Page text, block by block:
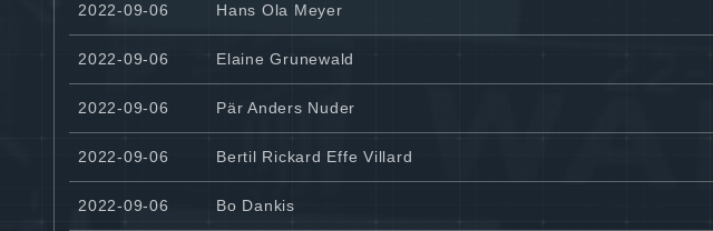
2022-09-06 Hans Ola Meyer
2022-09-06 Elaine Grunewald
2022-09-06 Pär Anders Nuder
2022-09-06 Bertil Rickard Effe Villard
2022-09-06 Bo Dankis